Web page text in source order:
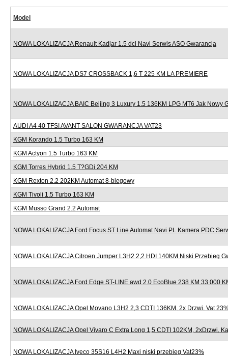
Model
NOWA LOKALIZACJA Renault Kadjar 1.5 dci Navi Serwis ASO Gwarancja
NOWA LOKALIZACJA DS7 CROSSBACK 1,6 T 225 KM LA PREMIERE
NOWA LOKALIZACJA BAIC Beijing 3 Luxury 1.5 136KM LPG MT6 Jak Nowy
AUDI A4 40 TFSI AVANT SALON GWARANCJA VAT23
KGM Korando 1.5 Turbo 163 KM
KGM Actyon 1.5 Turbo 163 KM
KGM Torres Hybrid 1.5 T?GDi 204 KM
KGM Rexton 2.2 202KM Automat 8-biegowy
KGM Tivoli 1.5 Turbo 163 KM
KGM Musso Grand 2.2 Automat
NOWA LOKALIZACJA Ford Focus ST Line Automat Navi PL Kamera PDC
NOWA LOKALIZACJA Citroen Jumper L3H2 2,2 HDI 140KM Niski Przebieg
NOWA LOKALIZACJA Ford Edge ST-LINE awd 2.0 EcoBlue 238 KM 33 000
NOWA LOKALIZACJA Opel Movano L3H2 2,3 CDTI 136KM, 2x Drzwi, Vat
NOWA LOKALIZACJA Opel Vivaro C Extra Long 1,5 CDTI 102KM, 2xDrzwi,
NOWA LOKALIZACJA Iveco 35S16 L4H2 Maxi niski przebieg Vat23%